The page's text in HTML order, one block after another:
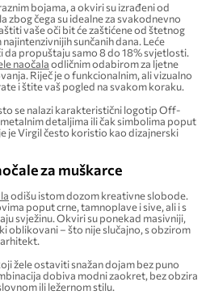
bojama, a okviri su izrađeni od
zbog čega su idealne za svakodnevno
vaše oči bit će zaštićene od štetnog
sunčanih dana. Leće
da propuštaju samo 8 do 18% svjetlosti.
naočalaodličnim odabirom za ljetne
Riječ je o funkcionalnim, ali vizualno
i štite vaš pogled na svakom koraku.
se nalazi karakteristični logotip Off-
detaljima ili čak simbolima poput
je Virgil često koristio kao dizajnerski
za muškarce
odišu istom dozom kreativne slobode.
poput crne, tamnoplave i sive, ali i s
svježinu. Okviri su ponekad masivniji,
oblikovani – što nije slučajno, s obzirom
žele ostaviti snažan dojam bez puno
dobiva modni zaokret, bez obzira
ili ležernom stilu.